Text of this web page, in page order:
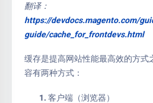
翻译：
https://devdocs.magento.com/
guide/cache_for_frontdevs.html
缓存是提高网站性能最高效的方式
容有两种方式：
客户端（浏览器）